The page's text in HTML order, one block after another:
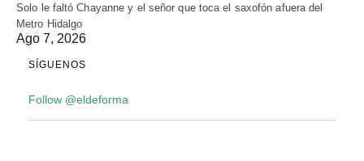
Solo le faltó Chayanne y el señor que toca el saxofón afuera del
Metro Hidalgo
Ago 7, 2026
SÍGUENOS
Follow @eldeforma